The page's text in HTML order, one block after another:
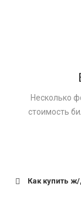
Несколько
стоимость
Как купить